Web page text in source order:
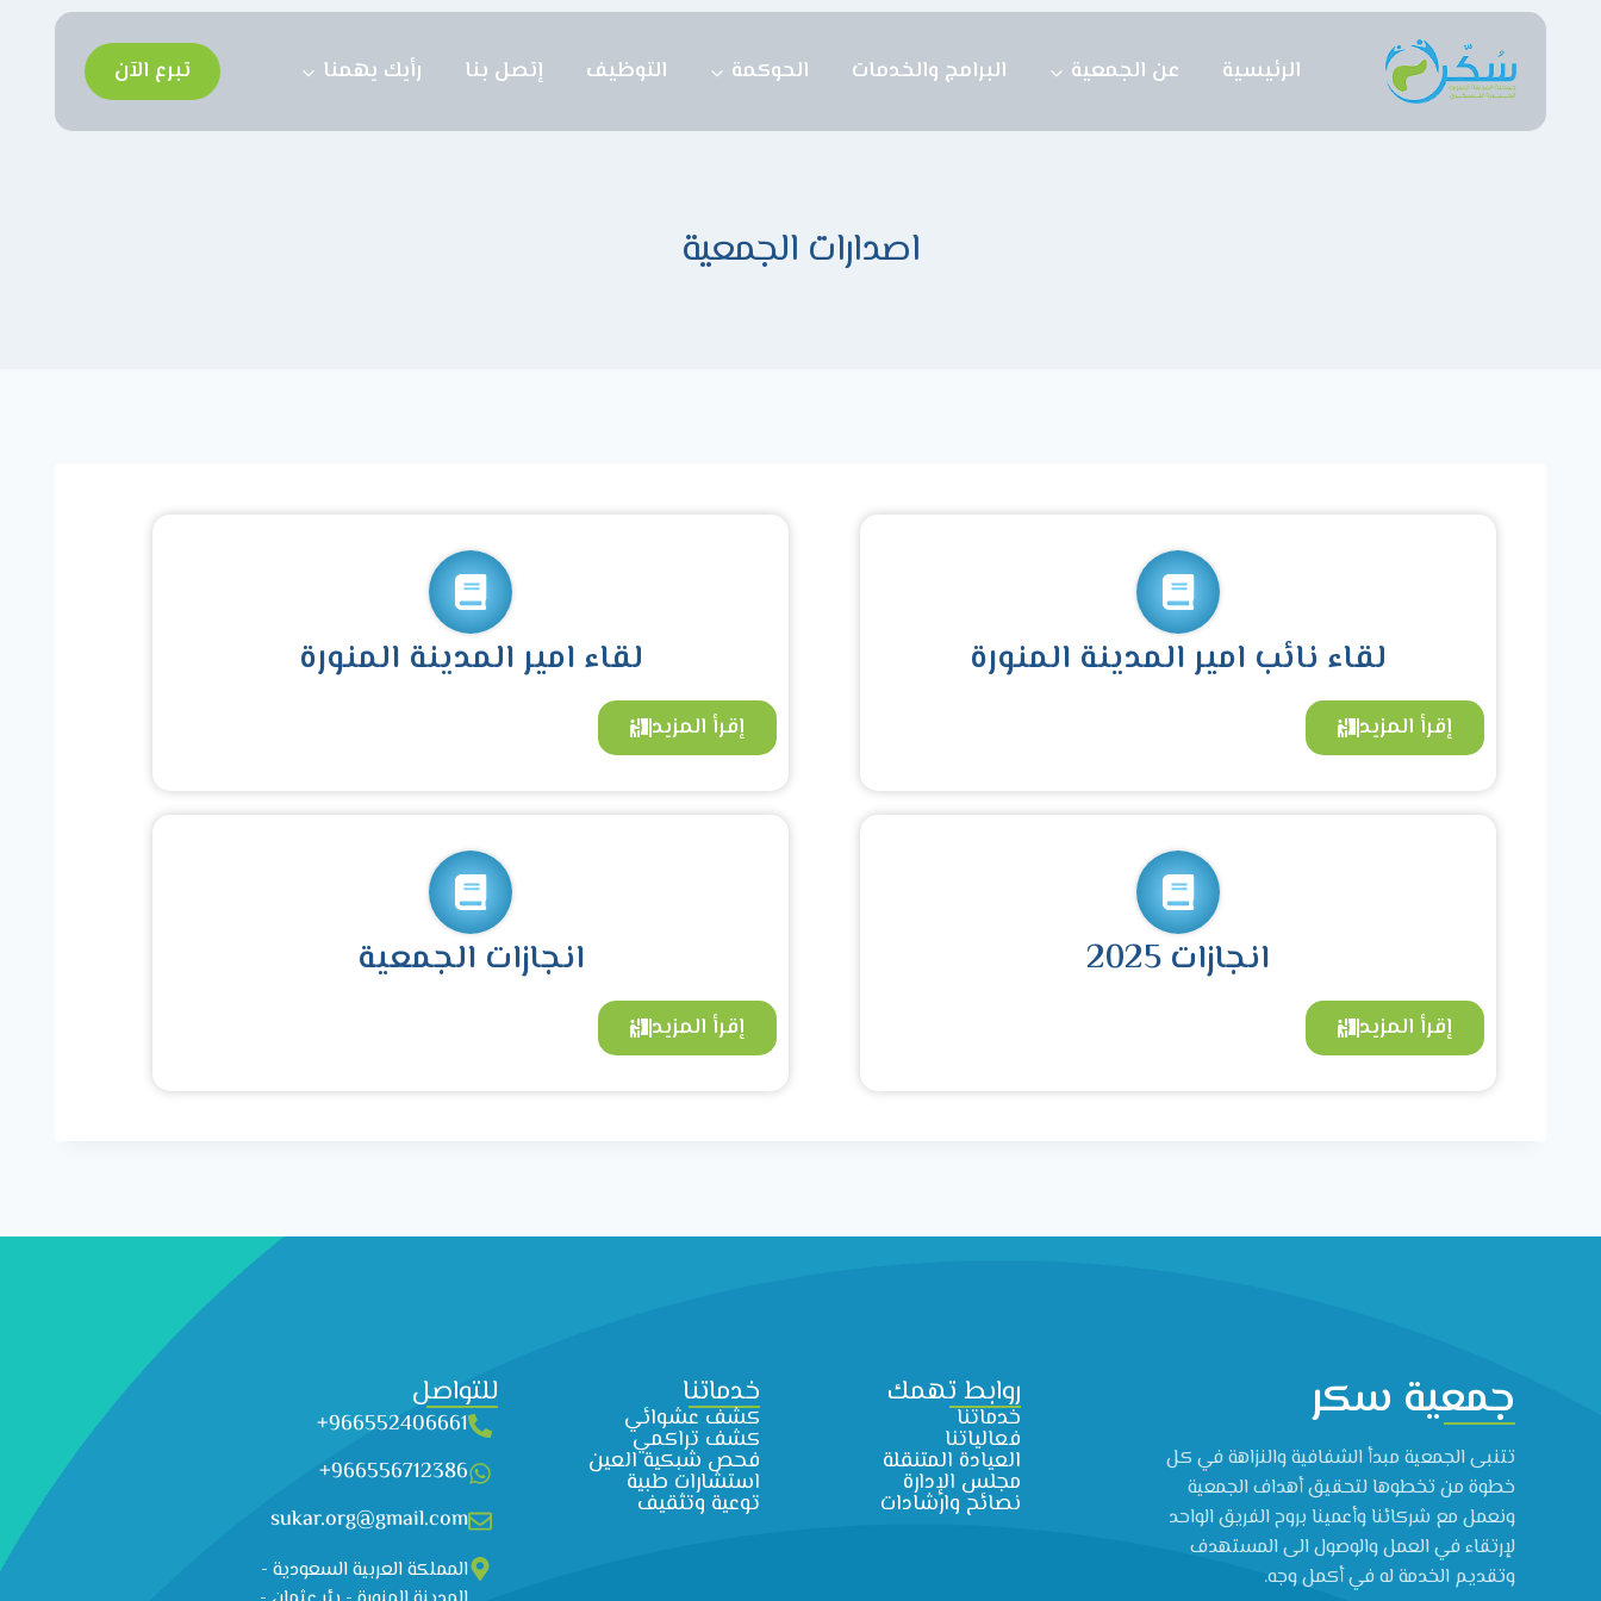
الرئيسية عن الجمعية البرامج والخدمات الحوكمة التوظيف إتصل بنا رأيك يهمنا تبرع الآن
اصدارات الجمعية
لقاء نائب امير المدينة المنورة
إقرأ المزيد
لقاء امير المدينة المنورة
إقرأ المزيد
انجازات 2025
إقرأ المزيد
انجازات الجمعية
إقرأ المزيد
جمعية سكر
تتنبى الجمعية مبدأ الشفافية والنزاهة في كل
خطوة من تخطوها لتحقيق أهداف الجمعية
ونعمل مع شركائنا وأعمينا بروح الفريق الواحد
لإرتقاء في العمل والوصول الى المستهدف
وتقديم الخدمة له في أكمل وجه.
روابط تهمك
خدماتنا
فعالياتنا
العيادة المتنقلة
مجلس الإدارة
نصائح وارشادات
خدماتنا
كشف عشوائي
كشف تراكمي
فحص شبكية العين
استشارات طبية
توعية وتثقيف
للتواصل
966552406661+
966556712386+
sukar.org@gmail.com
المملكة العربية السعودية -